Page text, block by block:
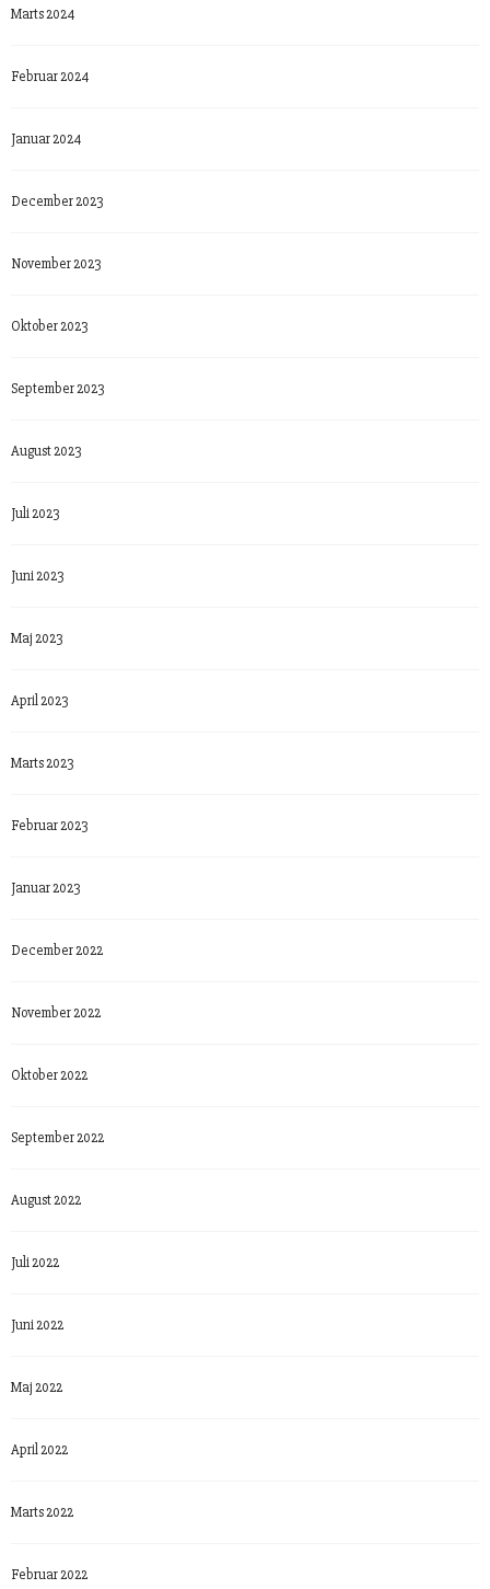
Marts 2024
Februar 2024
Januar 2024
December 2023
November 2023
Oktober 2023
September 2023
August 2023
Juli 2023
Juni 2023
Maj 2023
April 2023
Marts 2023
Februar 2023
Januar 2023
December 2022
November 2022
Oktober 2022
September 2022
August 2022
Juli 2022
Juni 2022
Maj 2022
April 2022
Marts 2022
Februar 2022